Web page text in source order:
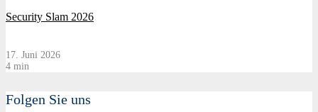
Security Slam 2026
17. Juni 2026
4 min
Folgen Sie uns